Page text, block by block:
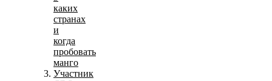
каких
странах
и
когда
пробовать
манго
Участник